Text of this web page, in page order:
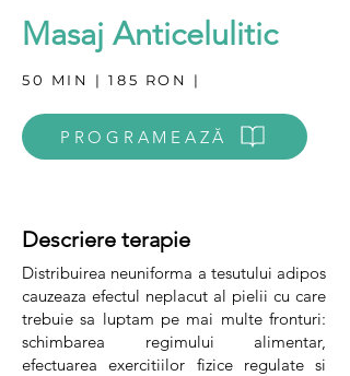
Masaj Anticelulitic
50 MIN | 185 RON |
PROGRAMEAZĂ
Descriere terapie
Distribuirea neuniforma a tesutului adipos
cauzeaza efectul neplacut al pielii cu care
trebuie sa luptam pe mai multe fronturi:
schimbarea regimului alimentar,
efectuarea exercitiilor fizice regulate si